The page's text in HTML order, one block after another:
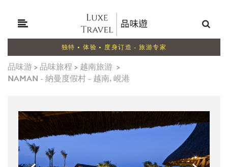
独特 • 体验 • 度身订造 - 旅游专家
品味游> 品味旅程 > 越南旅游 >
NAMAN - 納曼度假村 - 越南, 峴港